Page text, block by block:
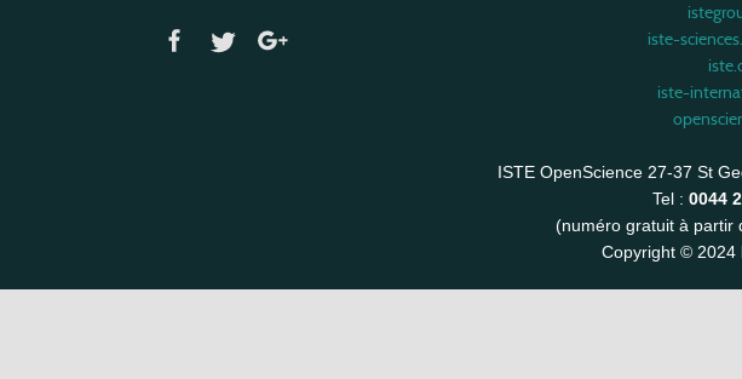
iste-
iste-
ISTE OpenScience 27-37 St
Tel : 0044
(numéro gratuit à partir
Copyright © 2024